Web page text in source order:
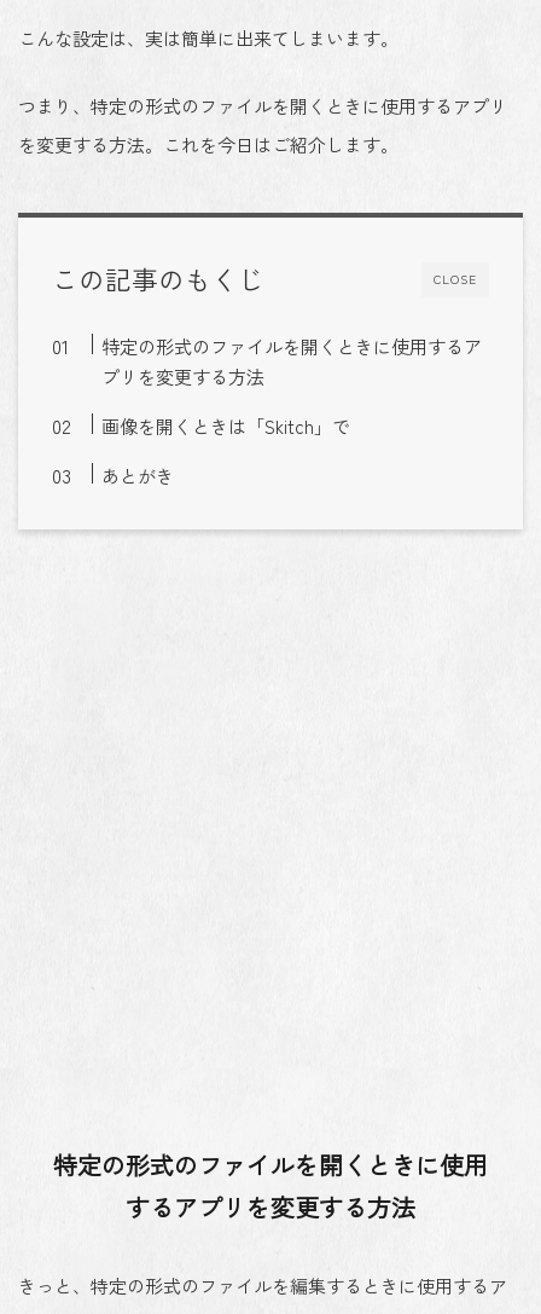
こんな設定は、実は簡単に出来てしまいます。
つまり、 特定の形式のファイルを開くときに使用するアプリ
を変更する方法。これを今日はご紹介します。
CLOSE
この記事のもくじ
特定の形式のファイルを開くときに使用するア
プリを変更する方法
画像を開くときは「Skitch」で
あとがき
特定の形式のファイルを開くときに使用
するアプリを変更する方法
きっと、特定の形式のファイルを編集するときに使用するア